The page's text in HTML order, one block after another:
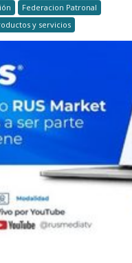
Federacion Patronal
y servicios